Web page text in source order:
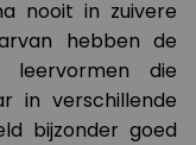
nooit in zuivere
hebben de
leervormen die
in verschillende
bijzonder goed